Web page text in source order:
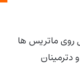
روی ماتریس ها